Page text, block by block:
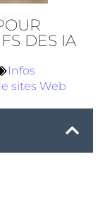
DES IA
Infos
sites Web